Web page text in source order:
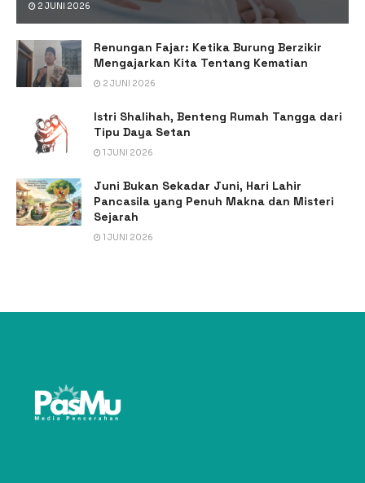
2 JUNI 2026
Renungan Fajar: Ketika Burung Berzikir
Mengajarkan Kita Tentang Kematian
2 JUNI 2026
Istri Shalihah, Benteng Rumah Tangga dari
Tipu Daya Setan
1 JUNI 2026
Juni Bukan Sekadar Juni, Hari Lahir
Pancasila yang Penuh Makna dan Misteri
Sejarah
1 JUNI 2026